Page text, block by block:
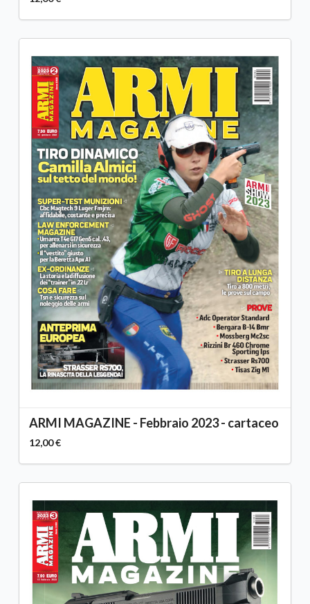
ARMI MAGAZINE - Febbraio 2023 - cartaceo
12,00 €